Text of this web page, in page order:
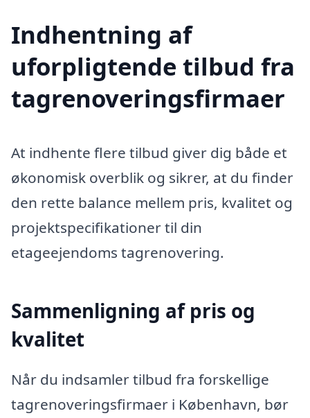
Indhentning af
uforpligtende tilbud fra
tagrenoveringsfirmaer
At indhente flere tilbud giver dig både et
økonomisk overblik og sikrer, at du finder
den rette balance mellem pris, kvalitet og
projektspecifikationer til din
etageejendoms tagrenovering.
Sammenligning af pris og
kvalitet
Når du indsamler tilbud fra forskellige
tagrenoveringsfirmaer i København, bør